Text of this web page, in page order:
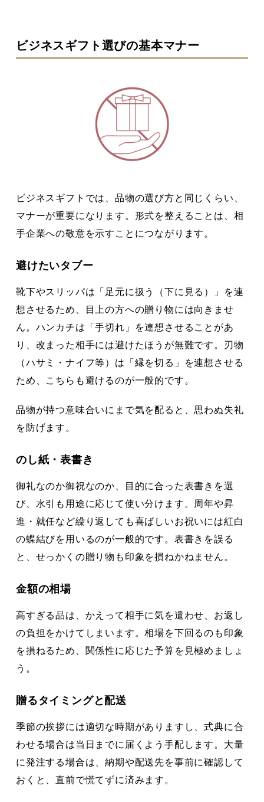
ビジネスギフト選びの基本マナー
ビジネスギフトでは、品物の選び方と同じくらい、
マナーが重要になります。形式を整えることは、相
手企業への敬意を示すことにつながります。
避けたいタブー
靴下やスリッパは「足元に扱う（下に見る）」を連
想させるため、目上の方への贈り物には向きませ
ん。ハンカチは「手切れ」を連想させることがあ
り、改まった相手には避けたほうが無難です。刃物
（ハサミ・ナイフ等）は「縁を切る」を連想させる
ため、こちらも避けるのが一般的です。
品物が持つ意味合いにまで気を配ると、思わぬ失礼
を防げます。
のし紙・表書き
御礼なのか御祝なのか、目的に合った表書きを選
び、水引も用途に応じて使い分けます。周年や昇
進・就任など繰り返しても喜ばしいお祝いには紅白
の蝶結びを用いるのが一般的です。表書きを誤る
と、せっかくの贈り物も印象を損ねかねません。
金額の相場
高すぎる品は、かえって相手に気を遣わせ、お返し
の負担をかけてしまいます。相場を下回るのも印象
を損ねるため、関係性に応じた予算を見極めましょ
う。
贈るタイミングと配送
季節の挨拶には適切な時期がありますし、式典に合
わせる場合は当日までに届くよう手配します。大量
に発注する場合は、納期や配送先を事前に確認して
おくと、直前で慌てずに済みます。